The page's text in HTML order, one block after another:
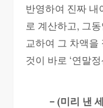
반영하여 진짜 내
로 계산하고, 그
교하여 그 차액을
것이 바로 ‘연말정
– (미리 낸